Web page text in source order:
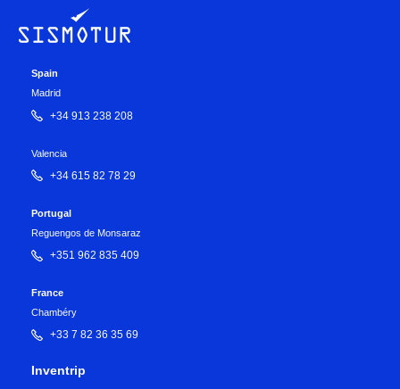
Spain
Madrid
+34 913 238 208
Valencia
+34 615 82 78 29
Portugal
Reguengos de Monsaraz
+351 962 835 409
France
Chambéry
+33 7 82 36 35 69
Inventrip